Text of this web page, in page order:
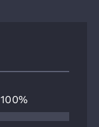
100%